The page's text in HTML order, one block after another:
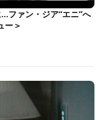
ファン・ジア“エニ”へ
ー＞